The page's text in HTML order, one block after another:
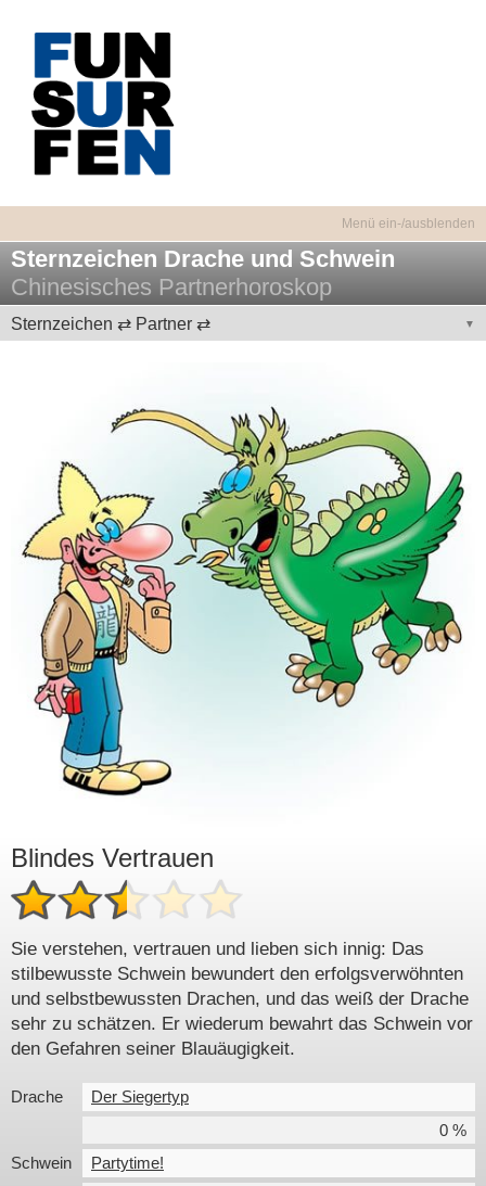
Sternzeichen Drache und Schwein
Chinesisches Partnerhoroskop
Sternzeichen ⇄ Partner ⇄
Blindes Vertrauen
Sie verstehen, vertrauen und lieben sich innig: Das
stilbewusste Schwein bewundert den erfolgsverwöhnten
und selbstbewussten Drachen, und das weiß der Drache
sehr zu schätzen. Er wiederum bewahrt das Schwein vor
den Gefahren seiner Blauäugigkeit.
Drache
Der Siegertyp
0 %
Schwein
Partytime!